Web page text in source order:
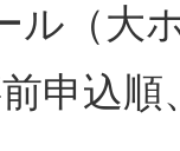
ル（大
申込順